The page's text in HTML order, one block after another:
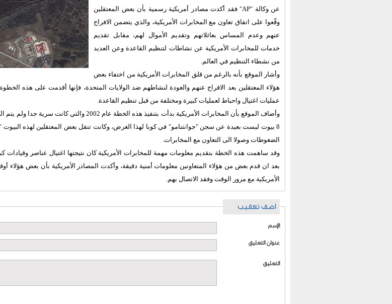
عن وكالة "AP" فقد أكدت مصادر أمريكية رسمية بأن بعض المعتقلين
وقّعوا على اتفاق تعاون مع المخابرات الأمريكية، والذي يتضمن الافراج
عنهم وعدم المساس بعائلاتهم وتقديم الأموال لهم، مقابل تقديم
خدمات للمخابرات الأمريكية عن نشاطات لتنظيم القاعدة وعن العديد
من نشطاء التنظيم في العالم.
وأشار الموقع بأنه بالرغم من قلق المخابرات الأمريكية من اختفاء بعض
هؤلاء المعتقلين بعد الافراج عنهم والعودة لنشاطهم ضد الولايات المتحدة، فإنها أقدمت على هذه
عمليات اغتيال واحباط لعمليات كبيرة ومختلفة من قبل تنظيم القاعدة.
وأضاف الموقع بأن المخابرات الأمريكية بدأت بتنفيذ هذه الخطة عام
8 بيوت ليست بعيدة عن سجن "جوانتنامو" في كوبا لهذا الغرض، وكانت تنقل بعض المعتقلين لهذه
الضغوطات وصولا الى التعاون مع المخابرات.
وقد ساهمت هذه الخطة بتقديم معلومات مهمة للمخابرات الأمريكية كان نتيجتها اغتيال عناصر وقيادات
بعد ان قدم بعض من هؤلاء المتعاونين معلومات أمنية دقيقة، وأكدت المصادر الأمريكية بأن بعض هؤلاء
الأمريكية مع مرور الوقت وفقد الاتصال بهم.
اضف تعقيب
الإسم
عنوان التعليق
التعليق